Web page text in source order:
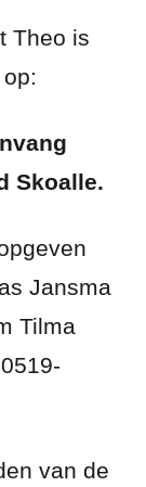
Theo is
Skoalle.
Jansma
Tilma
van de